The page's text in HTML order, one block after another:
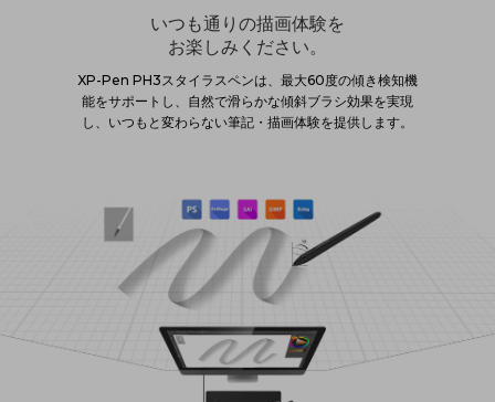
いつも通りの描画体験を
お楽しみください。
XP-Pen PH3スタイラスペンは、最大60度の傾き検知機
能をサポートし、自然で滑らかな傾斜ブラシ効果を実現
し、いつもと変わらない筆記・描画体験を提供します。